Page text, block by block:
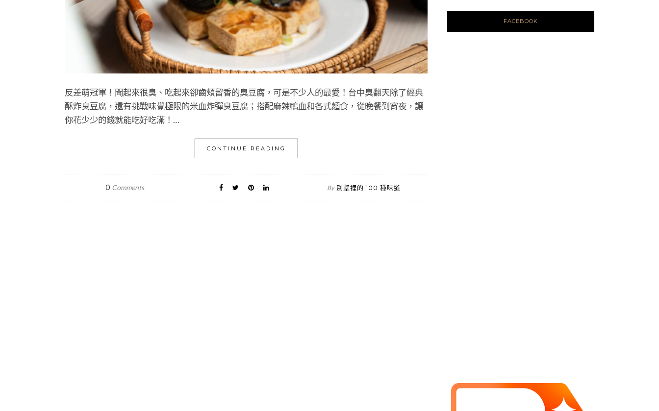
反差萌冠軍！聞起來很臭、吃起來卻齒頰留香的臭豆腐，可是不少人的最愛！台中臭翻天除了經典
酥炸臭豆腐，還有挑戰味覺極限的米血炸彈臭豆腐；搭配麻辣鴨血和各式麵食，從晚餐到宵夜，讓
你花少少的錢就能吃好吃滿！…
CONTINUE READING
0 Comments By 別墅裡的 100 種味道
FACEBOOK